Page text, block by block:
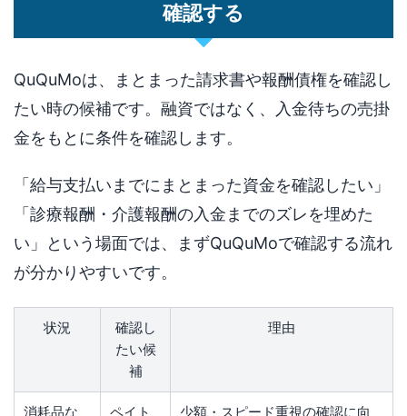
確認する
QuQuMoは、まとまった請求書や報酬債権を確認し
たい時の候補です。融資ではなく、入金待ちの売掛
金をもとに条件を確認します。
「給与支払いまでにまとまった資金を確認したい」
「診療報酬・介護報酬の入金までのズレを埋めた
い」という場面では、まずQuQuMoで確認する流れ
が分かりやすいです。
状況
確認し
たい候
補
理由
消耗品な
ペイト
少額・スピード重視の確認に向